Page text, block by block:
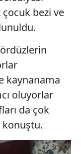
ve sitemizde
ilgili bilgi
bezi ve
kaynanama
oluyorlar
da çok